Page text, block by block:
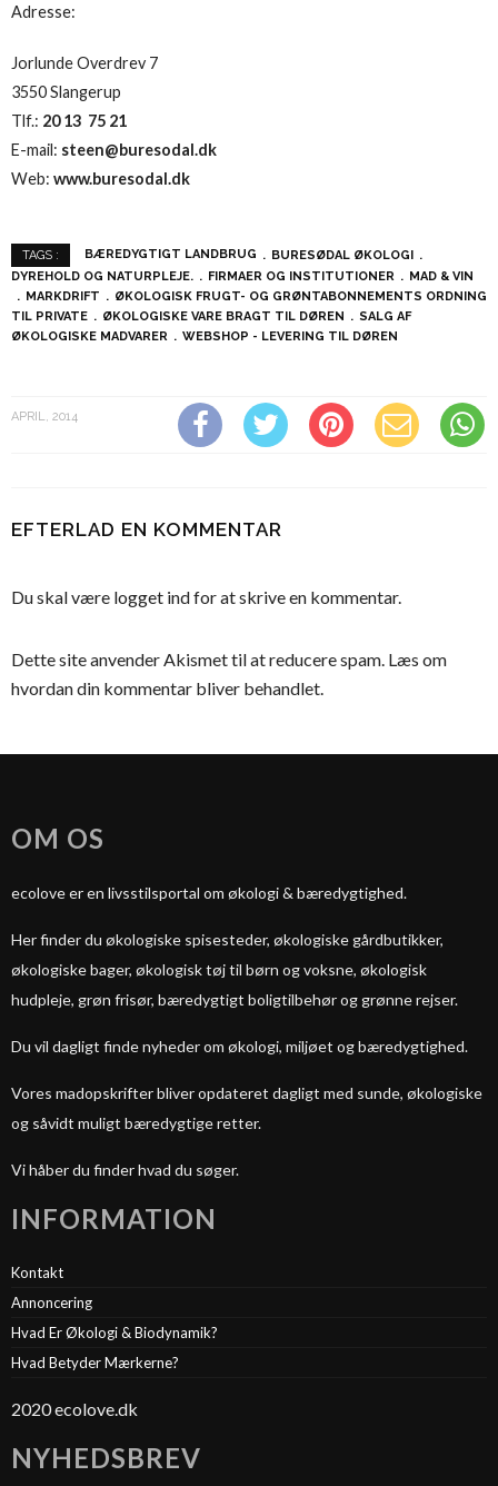
Adresse:
Jorlunde Overdrev 7
3550 Slangerup
Tlf.: 20 13 75 21
E-mail: steen@buresodal.dk
Web: www.buresodal.dk
TAGS : BÆREDYGTIGT LANDBRUG
BURESØDAL ØKOLOGI
DYREHOLD OG NATURPLEJE.
FIRMAER OG INSTITUTIONER
MAD & VIN
MARKDRIFT
ØKOLOGISK FRUGT- OG GRØNTABONNEMENTS ORDNING
TIL PRIVATE
ØKOLOGISKE VARE BRAGT TIL DØREN
SALG AF
ØKOLOGISKE MADVARER
WEBSHOP - LEVERING TIL DØREN
APRIL, 2014
EFTERLAD EN KOMMENTAR
Du skal være logget indfor at skrive en kommentar.
Dette site anvender Akismet til at reducere spam. Læs om
hvordan din kommentar bliver behandlet.
OM OS
ecolove er en livsstilsportal om økologi & bæredygtighed.
Her finder du økologiske spisesteder, økologiske gårdbutikker,
økologiske bager, økologisk tøj til børn og voksne, økologisk
hudpleje, grøn frisør, bæredygtigt boligtilbehør og grønne rejser.
Du vil dagligt finde nyheder om økologi, miljøet og bæredygtighed.
Vores madopskrifter bliver opdateret dagligt med sunde, økologiske
og såvidt muligt bæredygtige retter.
Vi håber du finder hvad du søger.
INFORMATION
Kontakt
Annoncering
Hvad Er Økologi & Biodynamik?
Hvad Betyder Mærkerne?
2020 ecolove.dk
NYHEDSBREV